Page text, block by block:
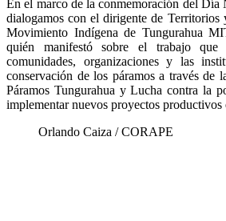
En el marco de la conmemoración del Día
dialogamos con el dirigente de Territorios
Movimiento Indígena de Tungurahua
quién manifestó sobre el trabajo que
comunidades, organizaciones y las
conservación de los páramos a través de
Páramos Tungurahua y Lucha contra la
implementar nuevos proyectos
Orlando Caiza / CORAPE